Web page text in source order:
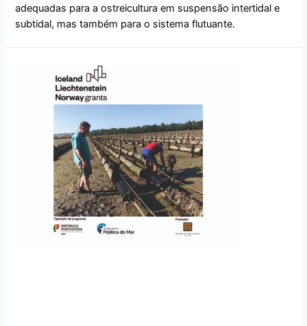
adequadas para a ostreicultura em suspensão intertidal e
subtidal, mas também para o sistema flutuante.